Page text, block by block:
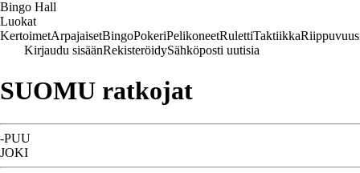
Bingo Hall
Luokat
KertoimetArpajaisetBingoPokeriPelikoneetRulettiTaktiikkaRiippuvuus
Kirjaudu sisäänRekisteröidySähköposti uutisia
SUOMU ratkojat
-PUU
JOKI